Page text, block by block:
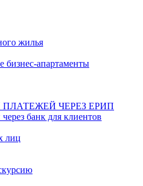
жилья
апартаменты
ЧЕРЕЗ ЕРИП
банк для клиентов
лиц